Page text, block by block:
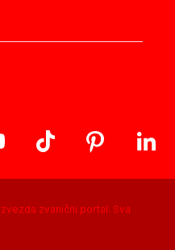
zvezda zvanični portal. Sva